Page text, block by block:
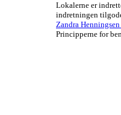
Lokalerne er
indretningen
Zandra Henningsen
Principperne for